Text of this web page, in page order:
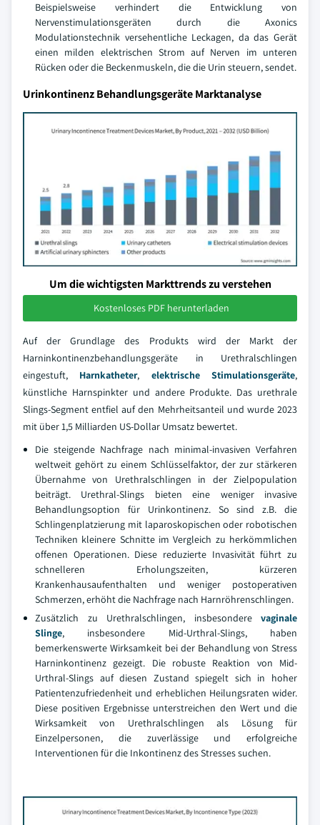
Beispielsweise verhindert die Entwicklung von
Nervenstimulationsgeräten durch die Axonics
Modulationstechnik versehentliche Leckagen, da das Gerät
einen milden elektrischen Strom auf Nerven im unteren
Rücken oder die Beckenmuskeln, die die Urin steuern, sendet.
Urinkontinenz Behandlungsgeräte Marktanalyse
Um die wichtigsten Markttrends zu verstehen
Kostenloses PDF herunterladen
Auf der Grundlage des Produkts wird der Markt der
Harninkontinenzbehandlungsgeräte in Urethralschlingen
eingestuft, Harnkatheter, elektrische Stimulationsgeräte,
künstliche Harnspinkter und andere Produkte. Das urethrale
Slings-Segment entfiel auf den Mehrheitsanteil und wurde 2023
mit über 1,5 Milliarden US-Dollar Umsatz bewertet.
Die steigende Nachfrage nach minimal-invasiven Verfahren
weltweit gehört zu einem Schlüsselfaktor, der zur stärkeren
Übernahme von Urethralschlingen in der Zielpopulation
beiträgt. Urethral-Slings bieten eine weniger invasive
Behandlungsoption für Urinkontinenz. So sind z.B. die
Schlingenplatzierung mit laparoskopischen oder robotischen
Techniken kleinere Schnitte im Vergleich zu herkömmlichen
offenen Operationen. Diese reduzierte Invasivität führt zu
schnelleren Erholungszeiten, kürzeren
Krankenhausaufenthalten und weniger postoperativen
Schmerzen, erhöht die Nachfrage nach Harnröhrenschlingen.
Zusätzlich zu Urethralschlingen, insbesondere vaginale
Slinge, insbesondere Mid-Urthral-Slings, haben
bemerkenswerte Wirksamkeit bei der Behandlung von Stress
Harninkontinenz gezeigt. Die robuste Reaktion von Mid-
Urthral-Slings auf diesen Zustand spiegelt sich in hoher
Patientenzufriedenheit und erheblichen Heilungsraten wider.
Diese positiven Ergebnisse unterstreichen den Wert und die
Wirksamkeit von Urethralschlingen als Lösung für
Einzelpersonen, die zuverlässige und erfolgreiche
Interventionen für die Inkontinenz des Stresses suchen.